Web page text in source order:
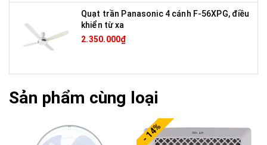
Quạt trần Panasonic 4 cánh F-56XPG, điều
khiển từ xa
2.350.000₫
Sản phẩm cùng loại
- 14%